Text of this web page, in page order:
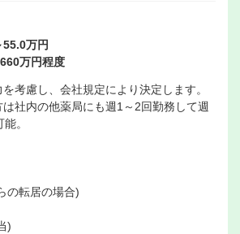
55.0万円
万円程度
考慮し、会社規定により決定します。
社内の他薬局にも週1～2回勤務して週
。
の転居の場合)
)